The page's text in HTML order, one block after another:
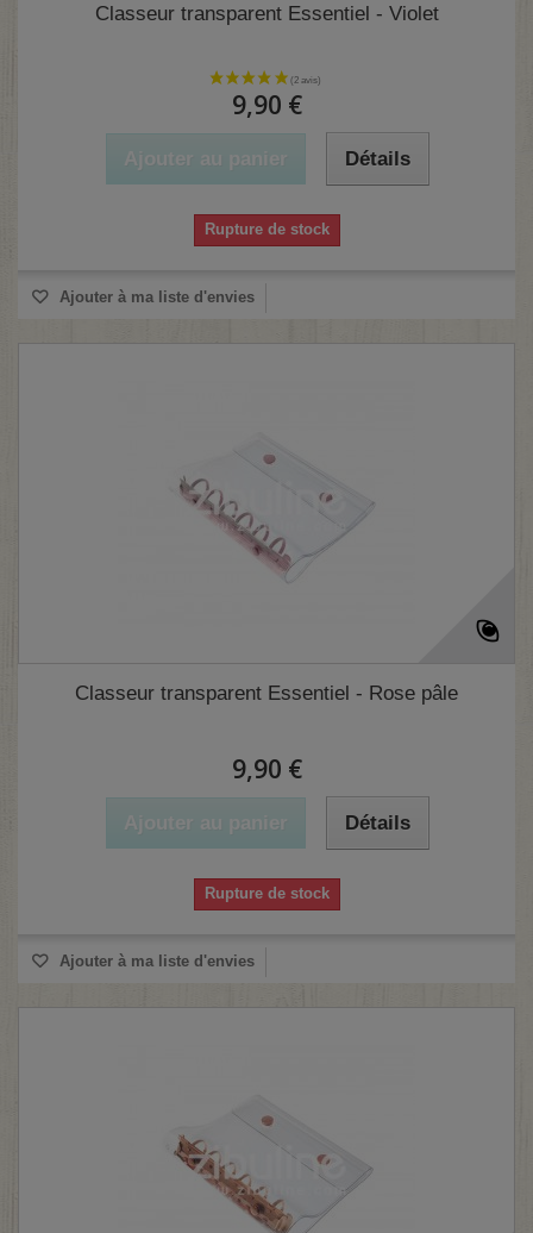
Classeur transparent Essentiel - Violet
9,90 €
Ajouter au panier Détails
Rupture de stock
Ajouter à ma liste d'envies
Classeur transparent Essentiel - Rose pâle
9,90 €
Ajouter au panier Détails
Rupture de stock
Ajouter à ma liste d'envies